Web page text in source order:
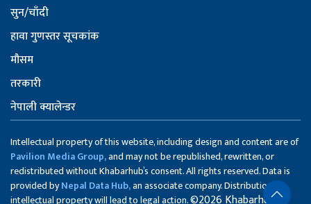
सुन/चाँदी
हावा गुणस्तर सूचकांक
मौसम
तरकारी
नेपाली क्यालेन्डर
Intellectual property of this website, including design and content are of
Pavilion Media Group,and may not be republished, rewritten, or
redistributed without Khabarhub’s consent. All rights reserved. Data is
provided byNepal Data Hub,an associate company. Distribution of
intellectual property will lead to legal action.